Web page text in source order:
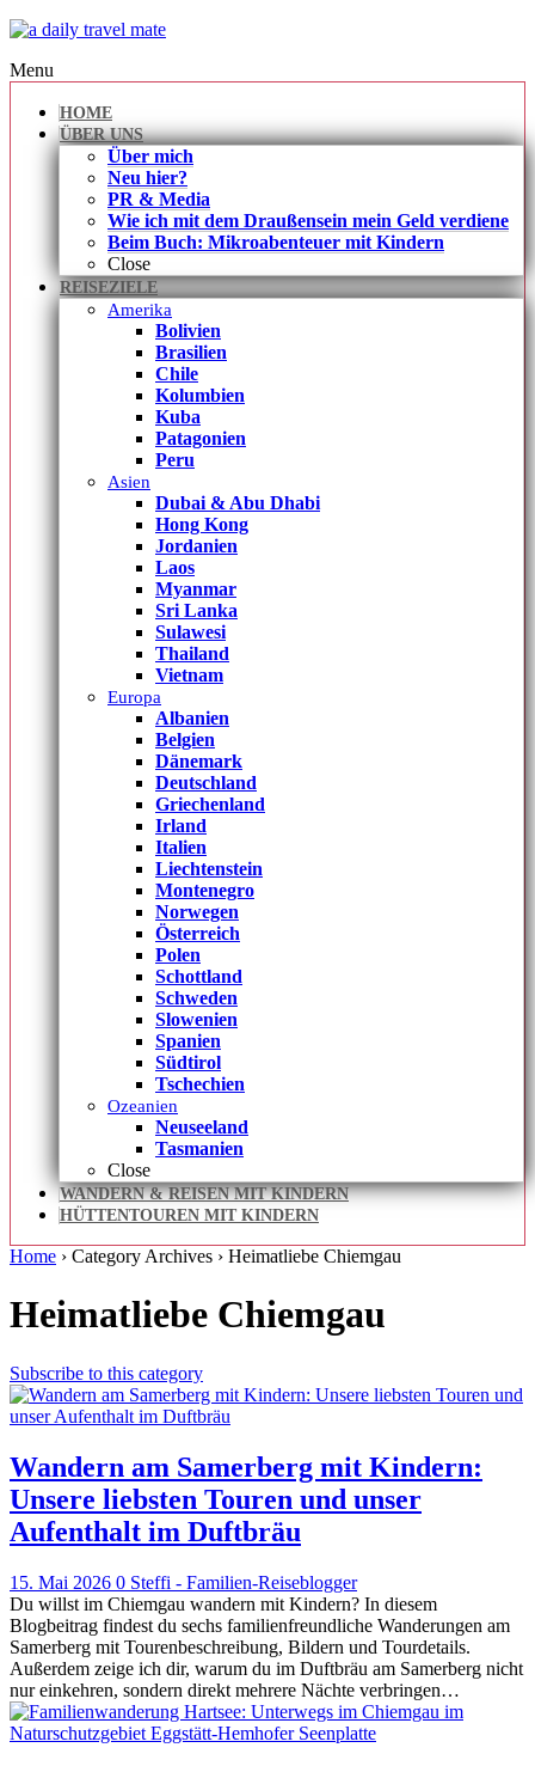
Menu
HOME
ÜBER UNS
Über mich
Neu hier?
PR & Media
Wie ich mit dem Draußensein mein Geld verdiene
Beim Buch: Mikroabenteuer mit Kindern
Close
REISEZIELE
Amerika
Bolivien
Brasilien
Chile
Kolumbien
Kuba
Patagonien
Peru
Asien
Dubai & Abu Dhabi
Hong Kong
Jordanien
Laos
Myanmar
Sri Lanka
Sulawesi
Thailand
Vietnam
Europa
Albanien
Belgien
Dänemark
Deutschland
Griechenland
Irland
Italien
Liechtenstein
Montenegro
Norwegen
Österreich
Polen
Schottland
Schweden
Slowenien
Spanien
Südtirol
Tschechien
Ozeanien
Neuseeland
Tasmanien
Close
WANDERN & REISEN MIT KINDERN
HÜTTENTOUREN MIT KINDERN
Home › Category Archives › Heimatliebe Chiemgau
Heimatliebe Chiemgau
Subscribe to this category
Wandern am Samerberg mit Kindern:
Unsere liebsten Touren und unser
Aufenthalt im Duftbräu
15. Mai 2026 0 Steffi - Familien-Reiseblogger
Du willst im Chiemgau wandern mit Kindern? In diesem
Blogbeitrag findest du sechs familienfreundliche Wanderungen am
Samerberg mit Tourenbeschreibung, Bildern und Tourdetails.
Außerdem zeige ich dir, warum du im Duftbräu am Samerberg nicht
nur einkehren, sondern direkt mehrere Nächte verbringen…